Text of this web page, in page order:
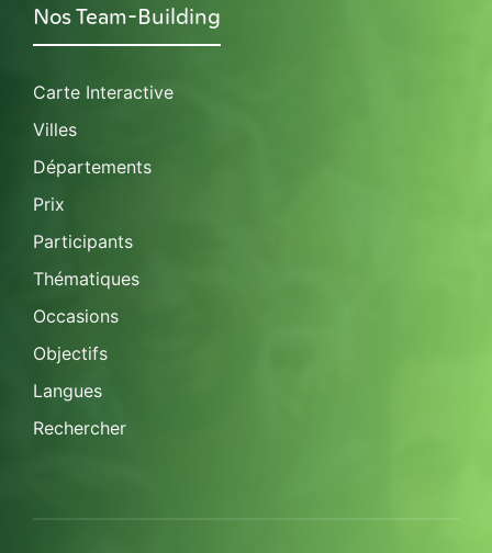
Nos Team-Building
Carte Interactive
Villes
Départements
Prix
Participants
Thématiques
Occasions
Objectifs
Langues
Rechercher